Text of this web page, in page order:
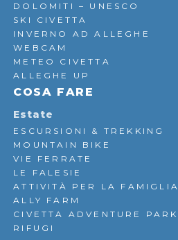
DOLOMITI – UNESCO
SKI CIVETTA
INVERNO AD ALLEGHE
WEBCAM
METEO CIVETTA
ALLEGHE UP
COSA FARE
Estate
ESCURSIONI & TREKKING
MOUNTAIN BIKE
VIE FERRATE
LE FALESIE
ATTIVITÀ PER LA FAMIGLIA
ALLY FARM
CIVETTA ADVENTURE PARK
RIFUGI